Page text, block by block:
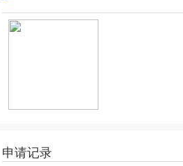
申请记录